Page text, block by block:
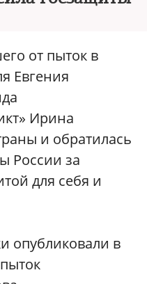
от пыток в
Евгения
Ирина
и обратилась
России за
для себя и
опубликовали в